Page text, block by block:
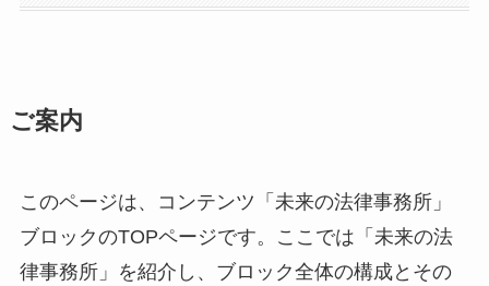
ご案内
このページは、コンテンツ「未来の法律事務所」
ブロックのTOPページです。ここでは「未来の法
律事務所」を紹介し、ブロック全体の構成とその